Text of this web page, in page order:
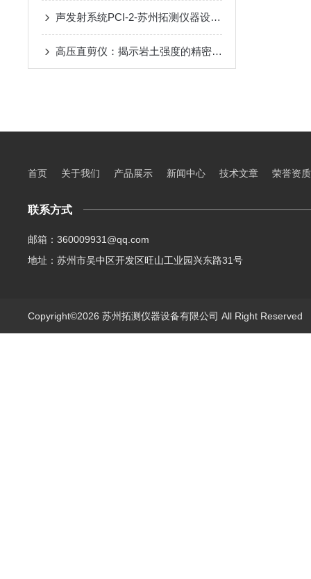
声发射系统PCI-2-苏州拓测仪器设备有限公司
高压直剪仪：揭示岩土强度的精密仪器
首页 关于我们 产品展示 新闻中心 技术文章 荣誉资质
联系方式
邮箱：360009931@qq.com
地址：苏州市吴中区开发区旺山工业园兴东路31号
Copyright©2026 苏州拓测仪器设备有限公司 All Right